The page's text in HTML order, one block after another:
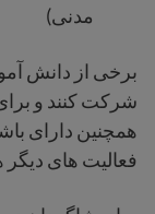
مدنی)
برخی از دانش
شرکت کنند و برای
همچنین دارای
فعالیت های دیگر